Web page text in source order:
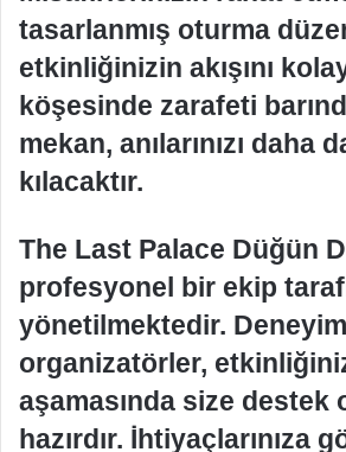
tasarlanmış oturma
etkinliğinizin akışını
köşesinde zarafeti
mekan, anılarınızı daha
kılacaktır.
The Last Palace Düğün
profesyonel bir ekip
yönetilmektedir.
organizatörler,
aşamasında size destek
hazırdır. İhtiyaçlarınıza